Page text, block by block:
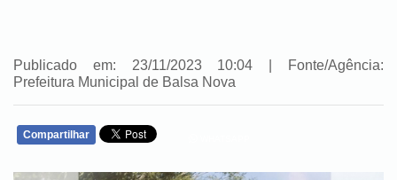
Publicado em: 23/11/2023 10:04 | Fonte/Agência:
Prefeitura Municipal de Balsa Nova
Compartilhar